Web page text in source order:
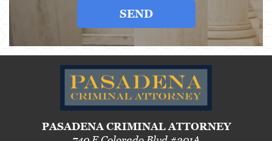
SEND
PASADENA CRIMINAL ATTORNEY